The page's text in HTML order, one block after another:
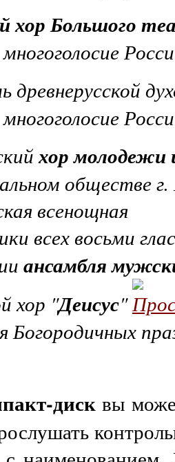
хор Большого
древнерусской
хор молодежи
обществе
всенощная
всех восьми
ансамбля
хор "Деисус"
Богородичных
дисквы